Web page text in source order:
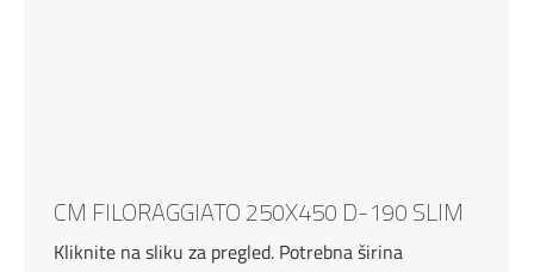
CM FILORAGGIATO 250X450 D-190 SLIM
Kliknite na sliku za pregled. Potrebna širina